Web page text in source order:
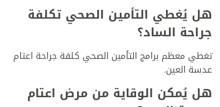
هل يُغطي التأمين الصحي تكلفة
جراحة الساد؟
تغطي معظم برامج التأمين الصحي كلفة جراحة اعتام
عدسة العين.
هل يُمكن الوقاية من مرض اعتام